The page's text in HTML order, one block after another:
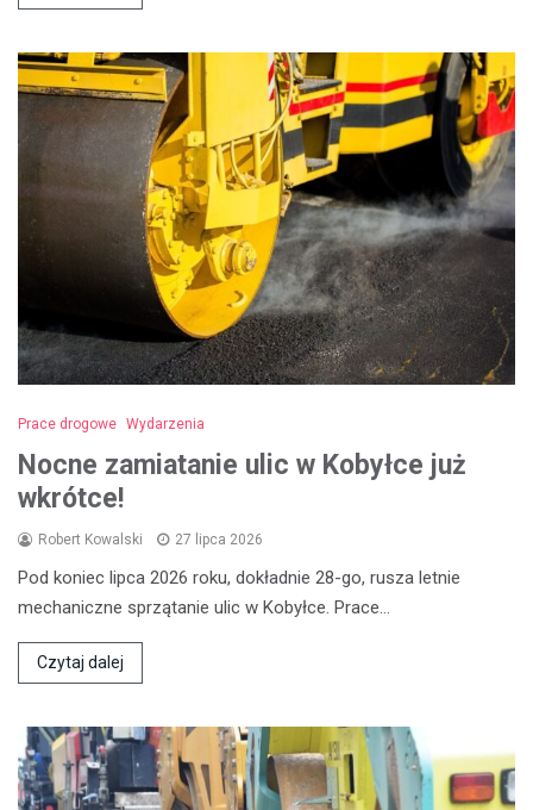
Prace drogowe Wydarzenia
Nocne zamiatanie ulic w Kobyłce już
wkrótce!
Robert Kowalski 27 lipca 2026
Pod koniec lipca 2026 roku, dokładnie 28-go, rusza letnie
mechaniczne sprzątanie ulic w Kobyłce. Prace…
Czytaj dalej